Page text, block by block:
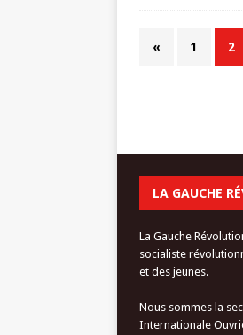
« 1 2
LA GAUCHE
La Gauche
socialiste
et des jeunes.
Nous sommes la
Internationale